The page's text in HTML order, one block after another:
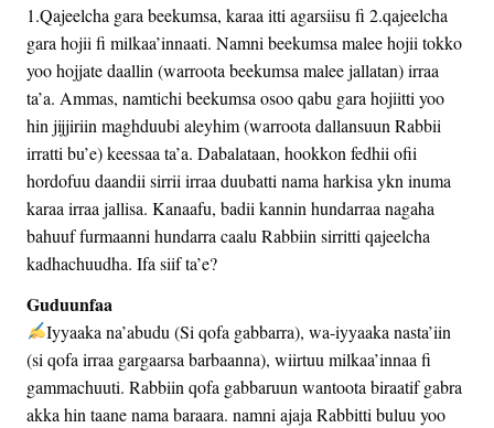
1.Qajeelcha gara beekumsa, karaa itti agarsiisu fi 2.qajeelcha
gara hojii fi milkaa’innaati. Namni beekumsa malee hojii tokko
yoo hojjate daallin (warroota beekumsa malee jallatan) irraa
ta’a. Ammas, namtichi beekumsa osoo qabu gara hojiitti yoo
hin jijjiriin maghduubi aleyhim (warroota dallansuun Rabbii
irratti bu’e) keessaa ta’a. Dabalataan, hookkon fedhii ofii
hordofuu daandii sirrii irraa duubatti nama harkisa ykn inuma
karaa irraa jallisa. Kanaafu, badii kannin hundarraa nagaha
bahuuf furmaanni hundarra caalu Rabbiin sirritti qajeelcha
kadhachuudha. Ifa siif ta’e?
Guduunfaa
Iyyaaka na’abudu (Si qofa gabbarra), wa-iyyaaka nasta’iin
(si qofa irraa gargaarsa barbaanna), wiirtuu milkaa’innaa fi
gammachuuti. Rabbiin qofa gabbaruun wantoota biraatif gabra
akka hin taane nama baraara. namni ajaja Rabbitti buluu yoo